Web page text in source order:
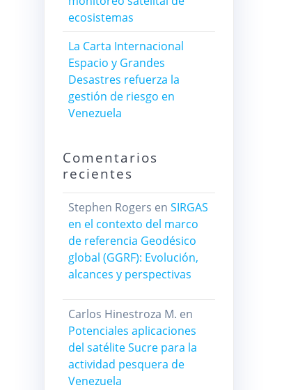
ecosistemas
La Carta Internacional
Espacio y Grandes
Desastres refuerza la
gestión de riesgo en
Venezuela
Comentarios
recientes
Stephen Rogers en SIRGAS
en el contexto del marco
de referencia Geodésico
global (GGRF): Evolución,
alcances y perspectivas
Carlos Hinestroza M. en
Potenciales aplicaciones
del satélite Sucre para la
actividad pesquera de
Venezuela